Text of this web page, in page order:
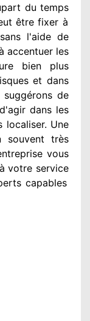
du temps
être fixer à
sans l'aide de
accentuerles
bien plus
et dans
de
dans les
localiser. Une
souvent très
vous
votre service
capables